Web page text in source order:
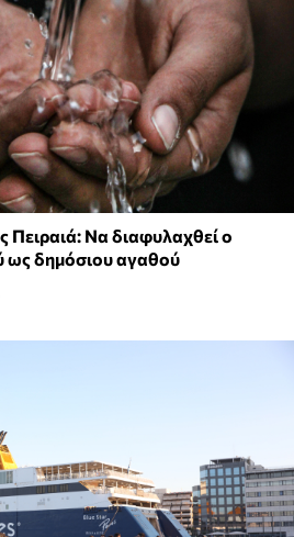
Πειραιά: Να διαφυλαχθεί ο
ως δημόσιου αγαθού